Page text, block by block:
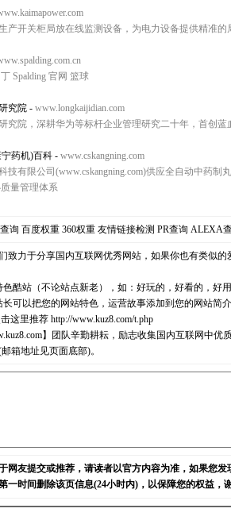
产开关柜局放在线监测设备，为电力设备提供精准的
Spalding 官网 篮球
究院 - www.longkaijidian.com
究院，深耕华为等标杆企业管理研究二十年，首创
药机)百科 - www.cskangning.com
技有限公司(www.cskangning.com)供应全自动中药
量管理体系
询 百度权重 360权重 友情链接检测 PR查询 ALEXA
们致力于分享国内互联网优秀网站，如果你也有类似
色酷站（不论站点新老），如：好玩的，好看的，好
长可以把您的网站特色，运营故事添加到您的网站简
这里推荐 http://www.kuz8.com/t.php
】团队辛勤耕耘，励志收集国内互联网中
箱地址见页面底部)。
网友提交或推荐，请读者以官方内容为准，如果您
一时间删除该页信息(24小时内)，以保障您的权益，谢